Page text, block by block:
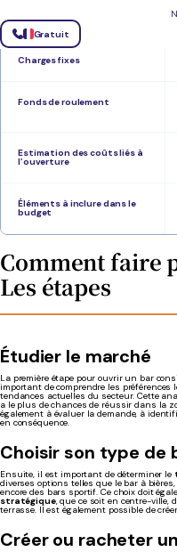
Gratuit
boissons et consommables
Charges fixes
Fonds de roulement
Estimation des coûts liés à
l’ouverture
Éléments à inclure dans le
budget
Comment faire
Les étapes
Étudier le marché
La première étape pour ouvrir un bar
important de comprendre les
tendances actuelles du secteur. Cette
a le plus de chances de réussir dans la
également à évaluer la demande, à
en conséquence.
Choisir son type de
Ensuite, il est important de déterminer le
diverses options telles que le bar à
encore des bars sportif. Ce choix doit
stratégique, que ce soit en centre-ville,
terrasse. Il est également possible de
Créer ou racheter